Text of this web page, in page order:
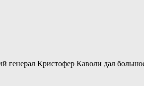
Кристофер Каволи дал